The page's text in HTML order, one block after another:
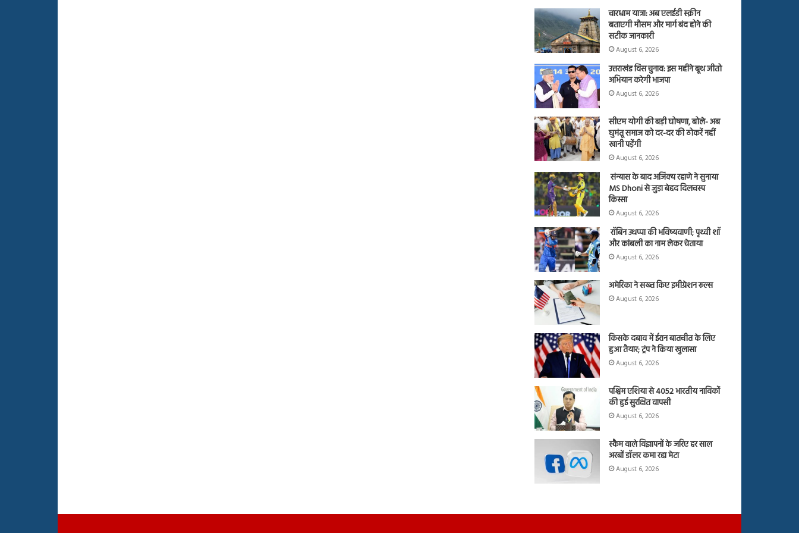
चारधाम यात्रा: अब एलईडी स्क्रीन
बताएगी मौसम और मार्ग बंद होने की
सटीक जानकारी
August 6, 2026
उत्तराखंड विस चुनाव: इस महीने बूथ जीतो
अभियान करेगी भाजपा
August 6, 2026
सीएम योगी की बड़ी घोषणा, बोले- अब
घुमंतू समाज को दर-दर की ठोकरें नहीं
खानी पड़ेंगी
August 6, 2026
संन्यास के बाद अजिंक्‍य रहाणे ने सुनाया
MS Dhoni से जुड़ा बेहद दिलचस्प
किस्सा
August 6, 2026
रॉबिन उथप्पा की भविष्यवाणी; पृथ्वी शॉ
और कांबली का नाम लेकर चेताया
August 6, 2026
अमेरिका ने सख्त किए इमीग्रेशन रूल्स
August 6, 2026
किसके दबाव में ईरान बातचीत के लिए
हुआ तैयार; ट्रंप ने किया खुलासा
August 6, 2026
पश्चिम एशिया से 4052 भारतीय नाविकों
की हुई सुरक्षित वापसी
August 6, 2026
स्कैम वाले विज्ञापनों के जरिए हर साल
अरबों डॉलर कमा रहा मेटा
August 6, 2026